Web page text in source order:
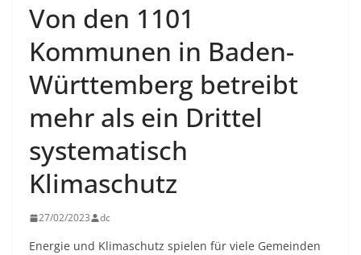
Von den 1101
Kommunen in Baden-
Württemberg betreibt
mehr als ein Drittel
systematisch
Klimaschutz
27/02/2023 dc
Energie und Klimaschutz spielen für viele Gemeinden